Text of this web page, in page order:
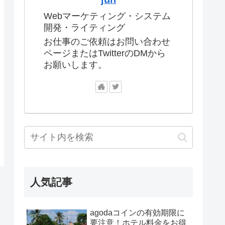
Webマーケティング・システム
開発・ライティング
お仕事のご依頼はお問い合わせ
ページまたはTwitterのDMから
お願いします。
人気記事
agodaコインの有効期限に
要注意！ホテル料金をお得